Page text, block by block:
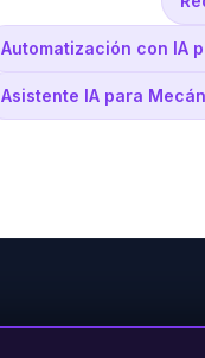
Automatización con IA
Asistente IA para